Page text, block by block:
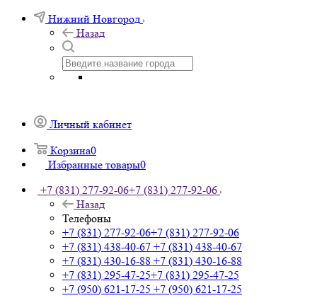
Нижний Новгород
Назад
Личный кабинет
Корзина0
Избранные товары0
+7 (831) 277-92-06+7 (831) 277-92-06
Назад
Телефоны
+7 (831) 277-92-06+7 (831) 277-92-06
+7 (831) 438-40-67 +7 (831) 438-40-67
+7 (831) 430-16-88 +7 (831) 430-16-88
+7 (831) 295-47-25+7 (831) 295-47-25
+7 (950) 621-17-25 +7 (950) 621-17-25